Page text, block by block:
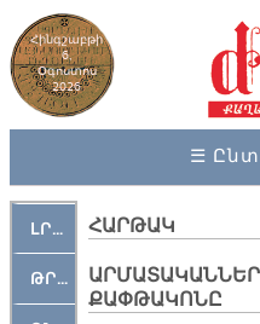
Հինգշաբթի
6,
Օգոստոս
2026
☰
ԼՐԱՀՈՍ
ԹՐՔԱՀԱՅ ԿԵԱՆՔ
ՀԱՐԹԱԿ
ՔԱՓԹԱԿՈՆԸ